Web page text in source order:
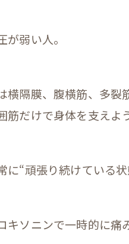
弱い人。
横隔膜、腹横筋、多裂
筋だけで身体を支えよ
に“頑張り続けている状
キソニンで一時的に痛